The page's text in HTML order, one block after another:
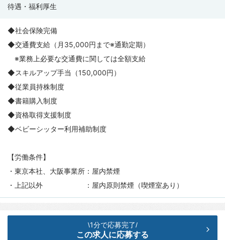
待遇・福利厚生
◆社会保険完備
◆交通費支給（月35,000円まで※通勤定期）
※業務上必要な交通費に関しては全額支給
◆スキルアップ手当（150,000円）
◆従業員持株制度
◆書籍購入制度
◆資格取得支援制度
◆ベビーシッター利用補助制度
【労働条件】
・東京本社、大阪事業所：屋内禁煙
・上記以外 ：屋内原則禁煙（喫煙室あり）
\1分で応募完了/
この求人に応募する